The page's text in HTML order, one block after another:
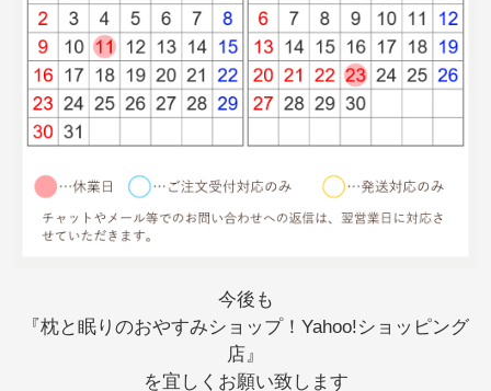
今後も
『枕と眠りのおやすみショップ！Yahoo!ショッピング
店』
を宜しくお願い致します